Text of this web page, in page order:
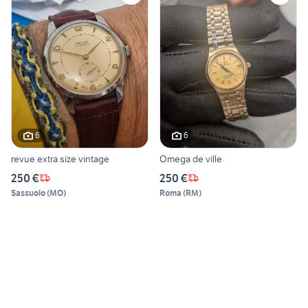
6
revue extra size vintage
250 €
Sassuolo(MO)
6
Omega de ville
250 €
Roma (RM)